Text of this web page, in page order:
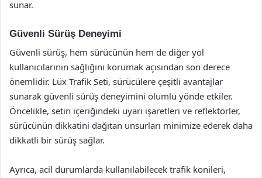
sunar.
Güvenli Sürüş Deneyimi
Güvenli sürüş, hem sürücünün hem de diğer yol
kullanıcılarının sağlığını korumak açısından son derece
önemlidir. Lüx Trafik Seti, sürücülere çeşitli avantajlar
sunarak güvenli sürüş deneyimini olumlu yönde etkiler.
Öncelikle, setin içeriğindeki uyarı işaretleri ve reflektörler,
sürücünün dikkatini dağıtan unsurları minimize ederek daha
dikkatli bir sürüş sağlar.
Ayrıca, acil durumlarda kullanılabilecek trafik konileri,